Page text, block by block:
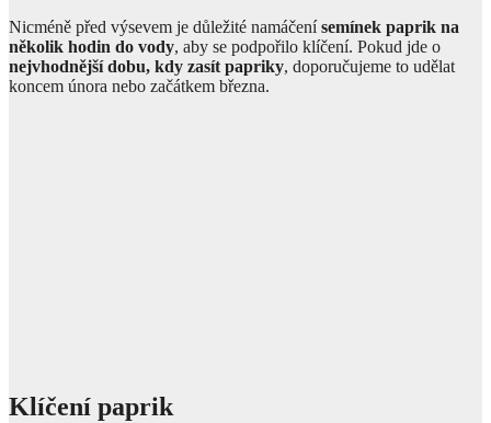
Nicméně před výsevem je důležité namáčenísemínek paprik na
několik hodin do vody, aby se podpořilo klíčení. Pokud jde o
nejvhodnější dobu, kdy zasít papriky, doporučujeme to udělat
koncem února nebo začátkem března.
Klíčení paprik